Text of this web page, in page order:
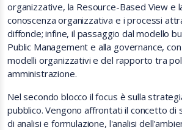
organizzative, la Resource-Based View e
conoscenza organizzativa e i processi
diffonde; infine, il passaggio dal modello
Public Management e alla governance,
modelli organizzativi e del rapporto tra
amministrazione.
Nel secondo blocco il focus è sulla
pubblico. Vengono affrontati il concetto di
di analisi e formulazione, l'analisi